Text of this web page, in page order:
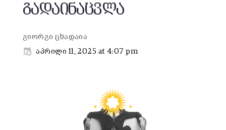
გადაინაცვლა
გიორგი ცხადაია
აპრილი 11, 2025 at 4:07 pm